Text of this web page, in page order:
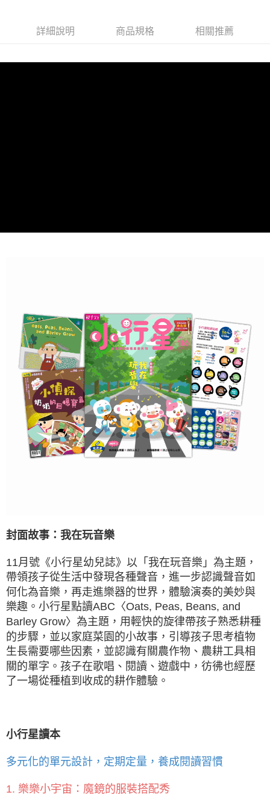
詳細說明 商品規格 相關推薦
封面故事： 我在玩音樂
11月號《小行星幼兒誌》以「我在玩音樂」為主題，
帶領孩子從生活中發現各種聲音，進一步認識聲音如
何化為音樂，再走進樂器的世界，體驗演奏的美妙與
樂趣。小行星點讀ABC〈Oats, Peas, Beans, and
Barley Grow〉為主題，用輕快的旋律帶孩子熟悉耕種
的步驟，並以家庭菜園的小故事，引導孩子思考植物
生長需要哪些因素，並認識有關農作物、農耕工具相
關的單字。孩子在歌唱、閱讀、遊戲中，彷彿也經歷
了一場從種植到收成的耕作體驗。
小行星讀本
多元化的單元設計，定期定量，養成閱讀習慣
1. 樂樂小宇宙：魔鏡的服裝搭配秀